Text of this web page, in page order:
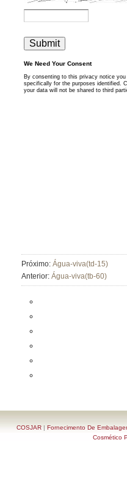
Próximo: Água-viva(td-15)
Anterior: Água-viva(tb-60)
COSJAR| Fornecimento De
Cosmético